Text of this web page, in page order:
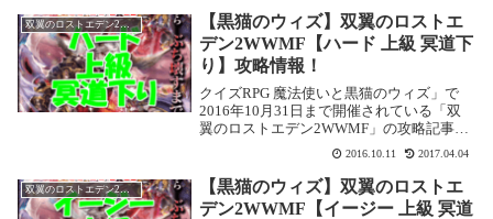
双翼のロストエデン2WWMF
【黒猫のウィズ】双翼のロストエ
デン2WWMF【ハード 上級 冥道下
り】攻略情報！
クイズRPG 魔法使いと黒猫のウィズ」で
2016年10月31日まで開催されている「双
翼のロストエデン2WWMF」の攻略記事で
す。ここでは【ハード 上級 冥道下り】を
攻略します。双翼のロストエデン
2WWMF【ハード 上級 冥道下り】基本情
報イ...
2016.10.11 2017.04.04
双翼のロストエデン2WWMF
【黒猫のウィズ】双翼のロストエ
デン2WWMF【イージー 上級 冥道